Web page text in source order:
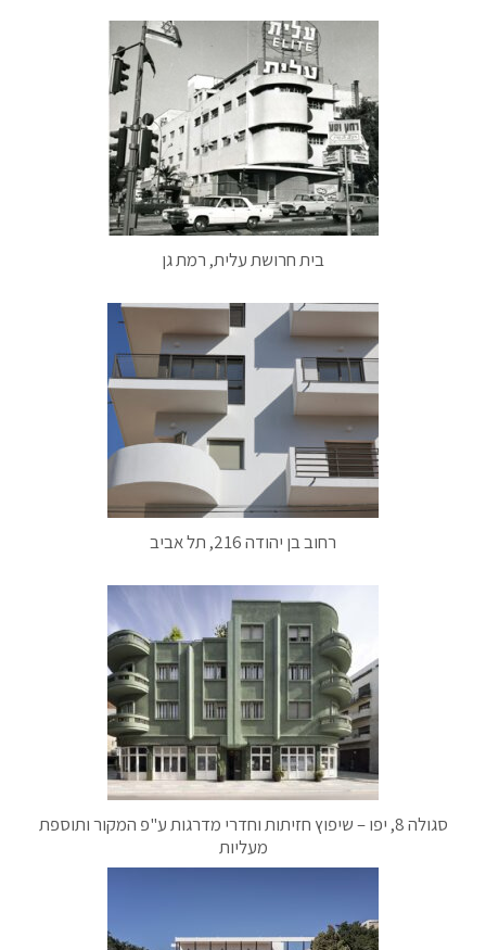
בית חרושת עלית, רמת גן
רחוב בן יהודה 216, תל אביב
סגולה 8, יפו – שיפוץ חזיתות וחדרי מדרגות ע"פ המקור ותוספת
מעליות